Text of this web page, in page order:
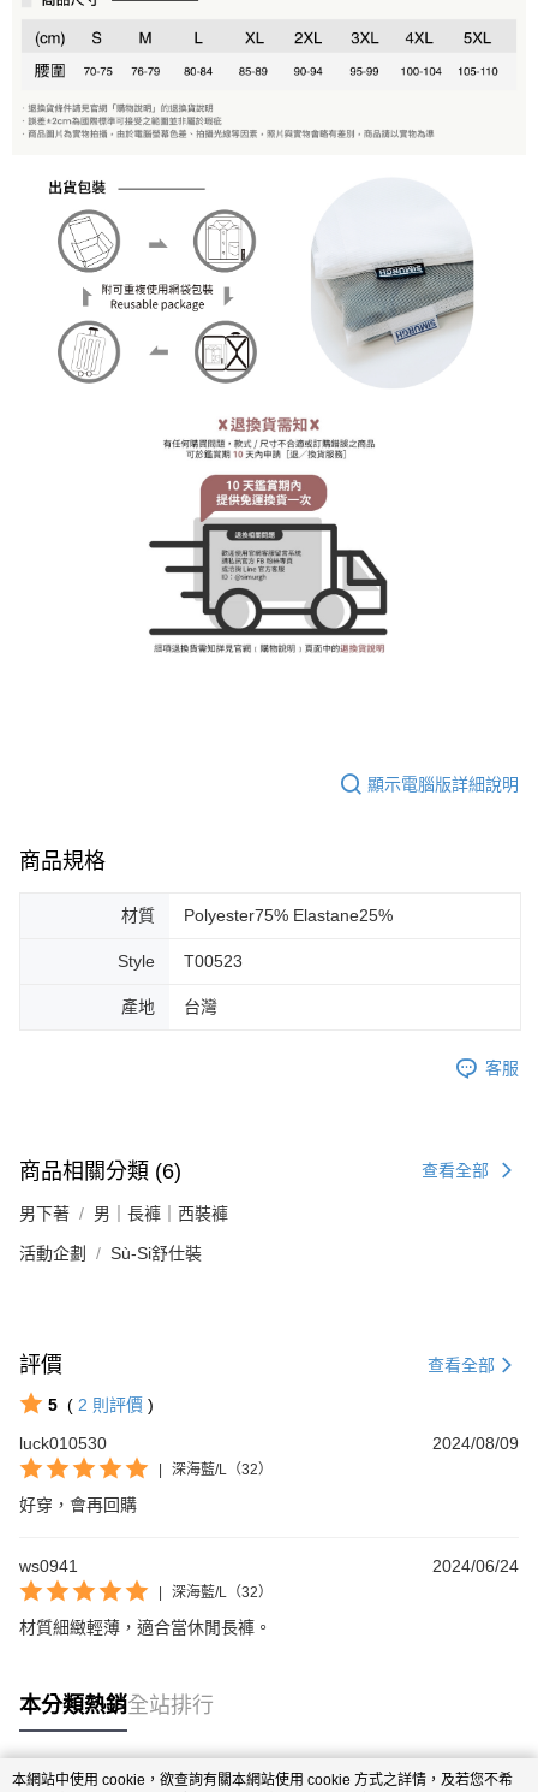
顯示電腦版詳細說明
商品規格
材質 Polyester75% Elastane25%
Style T00523
產地 台灣
客服
商品相關分類 (6) 查看全部
男下著 男｜長褲｜西裝褲
活動企劃 Sù-Si舒仕裝
評價 查看全部
5 ( 2 則評價 )
luck010530
2024/08/09
深海藍/L（32）
好穿，會再回購
ws0941 2024/06/24
深海藍/L（32）
材質細緻輕薄，適合當休閒長褲。
本分類熱銷全站排行
本網站中使用 cookie，欲查詢有關本網站使用 cookie 方式之詳情，及若您不希